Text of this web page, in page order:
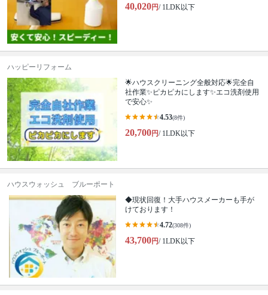
40,020円/ 1LDK以下
ハッピーリフォーム
🌟ハウスクリーニング全般対応🌟完全自
社作業✨️ピカピカにします✨️エコ洗剤使用
で安心✨
4.53(8件)
20,700円/ 1LDK以下
ハウスウォッシュ ブルーポート
◆現状回復！大手ハウスメーカーも手が
けております！
4.72(308件)
43,700円/ 1LDK以下